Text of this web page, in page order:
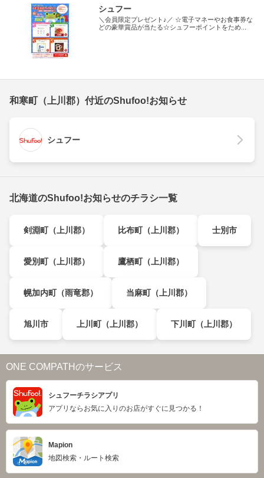
シュフー
＼会員限定プレゼント♪／ ☆電子マネーやお食事券な
どの豪華賞品が当たる☆シュフーポイントをため...
和寒町（上川郡）付近のShufoo!お知らせ
シュフー
北海道のShufoo!お知らせのチラシ一覧
剣淵町（上川郡） 比布町（上川郡） 士別市
愛別町（上川郡） 鷹栖町（上川郡）
幌加内町（雨竜郡） 当麻町（上川郡）
旭川市 上川町（上川郡） 下川町（上川郡）
ONE COMPATHのサービス
シュフーチラシアプリ
アプリならお気に入りのお店がすぐに見つかる！
Mapion
地図検索・ルート検索